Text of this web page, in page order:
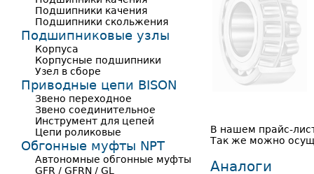
В нашем прайс-
Так же можно
Аналоги
Подшипники качения
Подшипники скольжения
Подшипниковые узлы
Корпуса
Корпусные подшипники
Узел в сборе
Приводные цепи BISON
Звено переходное
Звено соединительное
Инструмент для цепей
Цепи роликовые
Обгонные муфты NPT
Автономные обгонные муфты
GFR / GFRN / GL